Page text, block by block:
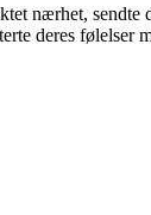
nærhet, sendte
deres følelser